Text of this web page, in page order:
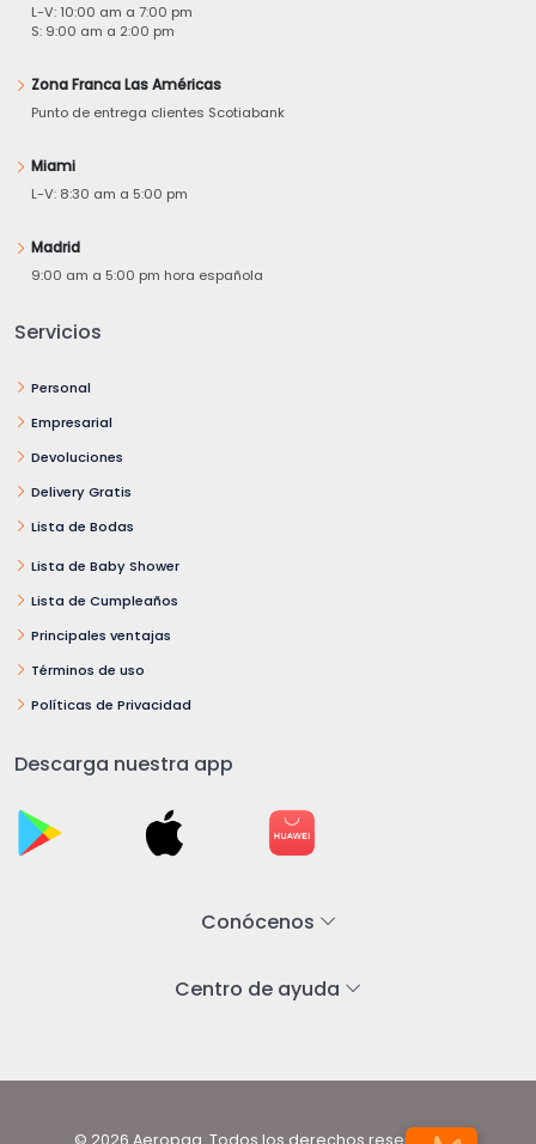
L-V: 10:00 am a 7:00 pm
S: 9:00 am a 2:00 pm
Zona Franca Las Américas
Punto de entrega clientes Scotiabank
Miami
L-V: 8:30 am a 5:00 pm
Madrid
9:00 am a 5:00 pm hora española
Servicios
Personal
Empresarial
Devoluciones
Delivery Gratis
Lista de Bodas
Lista de Baby Shower
Lista de Cumpleaños
Principales ventajas
Términos de uso
Políticas de Privacidad
Descarga nuestra app
Conócenos
Centro de ayuda
© 2026 Aeropaq. Todos los derechos reservados.